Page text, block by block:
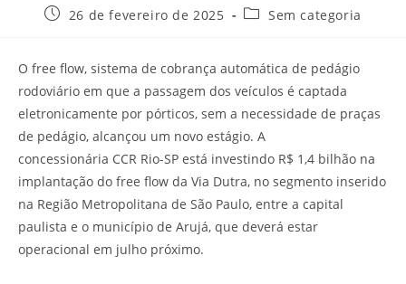
26 de fevereiro de 2025 Sem categoria
O free flow, sistema de cobrança automática de pedágio
rodoviário em que a passagem dos veículos é captada
eletronicamente por pórticos, sem a necessidade de praças
de pedágio, alcançou um novo estágio. A
concessionária CCR Rio-SP está investindo R$ 1,4 bilhão na
implantação do free flow da Via Dutra, no segmento inserido
na Região Metropolitana de São Paulo, entre a capital
paulista e o município de Arujá, que deverá estar
operacional em julho próximo.